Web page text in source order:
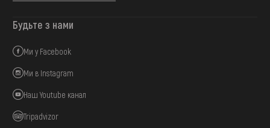
Будьте з нами
Ми у Facebook
Ми в Instagram
Наш Youtube канал
Tripadvizor